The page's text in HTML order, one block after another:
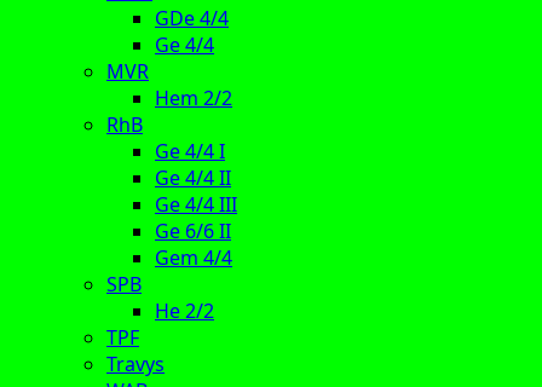
GDe 4/4
Ge 4/4
MVR
Hem 2/2
RhB
Ge 4/4 I
Ge 4/4 II
Ge 4/4 III
Ge 6/6 II
Gem 4/4
SPB
He 2/2
TPF
Travys